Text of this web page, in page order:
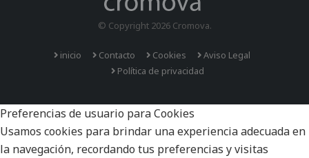
© Copyright 2026 Cromova.
inicio Contacto Cookies
Aviso Legal
Política de privacidad
Preferencias de usuario para Cookies
Usamos cookies para brindar una experiencia adecuada en
la navegación, recordando tus preferencias y visitas